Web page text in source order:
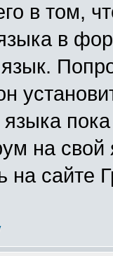
в том,
в
на
на сайте